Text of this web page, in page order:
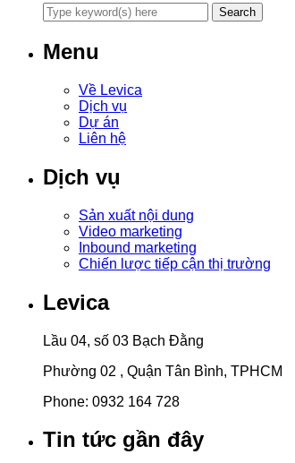
Menu
Về Levica
Dịch vụ
Dự án
Liên hệ
Dịch vụ
Sản xuất nội dung
Video marketing
Inbound marketing
Chiến lược tiếp cận thị trường
Levica
Lầu 04, số 03 Bạch Đằng
Phường 02 , Quận Tân Bình, TPHCM
Phone: 0932 164 728
Tin tức gần đây